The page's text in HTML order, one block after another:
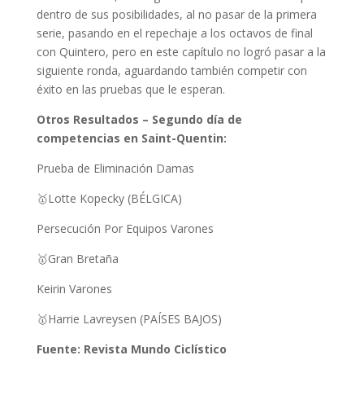
dentro de sus posibilidades, al no pasar de la primera
serie, pasando en el repechaje a los octavos de final
con Quintero, pero en este capítulo no logró pasar a la
siguiente ronda, aguardando también competir con
éxito en las pruebas que le esperan.
Otros Resultados – Segundo día de
competencias en Saint-Quentin:
Prueba de Eliminación Damas
🥇Lotte Kopecky (BÉLGICA)
Persecución Por Equipos Varones
🥇Gran Bretaña
Keirin Varones
🥇Harrie Lavreysen (PAÍSES BAJOS)
Fuente: Revista Mundo Ciclístico